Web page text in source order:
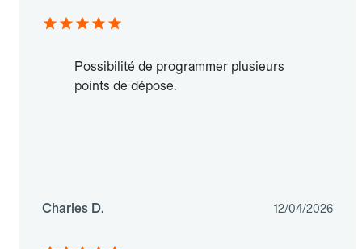
Possibilité de programmer plusieurs
points de dépose.
Charles D. 12/04/2026